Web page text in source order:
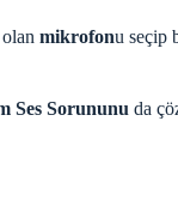
mikrofonu seçip
Ses Sorununu da